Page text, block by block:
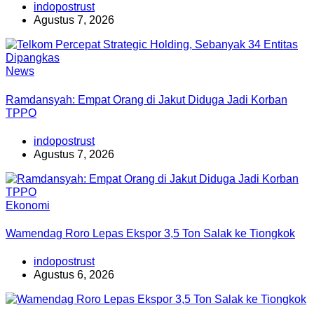
indopostrust
Agustus 7, 2026
News
Ramdansyah: Empat Orang di Jakut Diduga Jadi Korban
TPPO
indopostrust
Agustus 7, 2026
Ekonomi
Wamendag Roro Lepas Ekspor 3,5 Ton Salak ke Tiongkok
indopostrust
Agustus 6, 2026